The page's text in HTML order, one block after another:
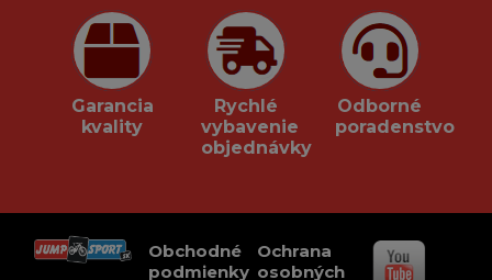
Garancia
kvality
Rychlé
vybavenie
objednávky
Odborné
poradenstvo
Obchodné
podmienky
Ochrana
osobných